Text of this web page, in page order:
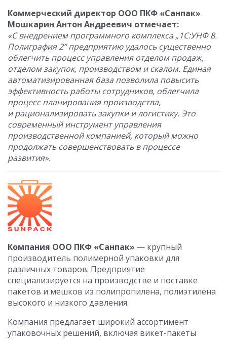
Коммерческий директор ООО ПКФ «Санпак»
Мошкарин Антон Андреевич отмечает:
«С внедрением программного комплекса „1С:УНФ 8.
Полиграфия 2“ предприятию удалось существенно
облегчить процесс управления отделом продаж,
отделом закупок, производством и скалом. Единая
автоматизированная база позволила повысить
эффективность работы сотрудников, облегчила
процесс планирования производства,
и рационализировать закупки и логистику. Это
современный инструмент управления
производственной компанией, который можно
продолжать совершенствовать в процессе
развития».
Компания ООО ПКФ «Санпак» — крупный
производитель полимерной упаковки для
различных товаров. Предприятие
специализируется на производстве и поставке
пакетов и мешков из полипропилена, полиэтилена
высокого и низкого давления.
Компания предлагает широкий ассортимент
упаковочных решений, включая викет-пакеты